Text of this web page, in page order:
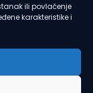
ili povlačenje
karakteristike i